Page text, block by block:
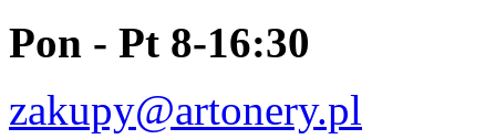
Pon - Pt 8-16:30
zakupy@artonery.pl